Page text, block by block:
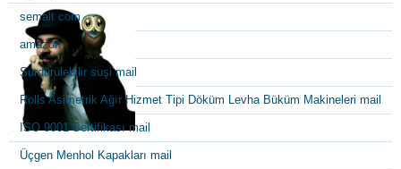
semalt com
amazon
Sürdürülebilir suşi mail
Rolls Asimetrik Ağır Hizmet Tipi Döküm Levha Büküm Makineleri mail
ISO 9001 Sertifikası mail
Üçgen Menhol Kapakları mail